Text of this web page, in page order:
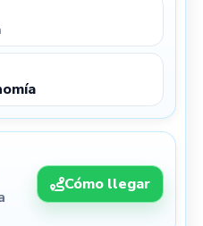
Cómo llegar